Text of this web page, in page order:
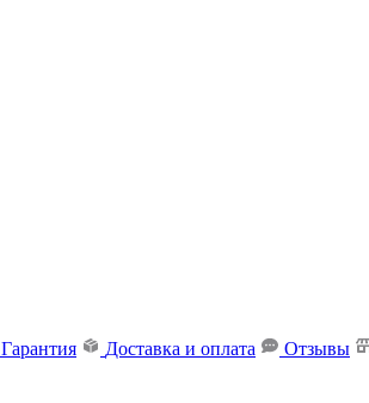
Гарантия Доставка и оплата Отзывы